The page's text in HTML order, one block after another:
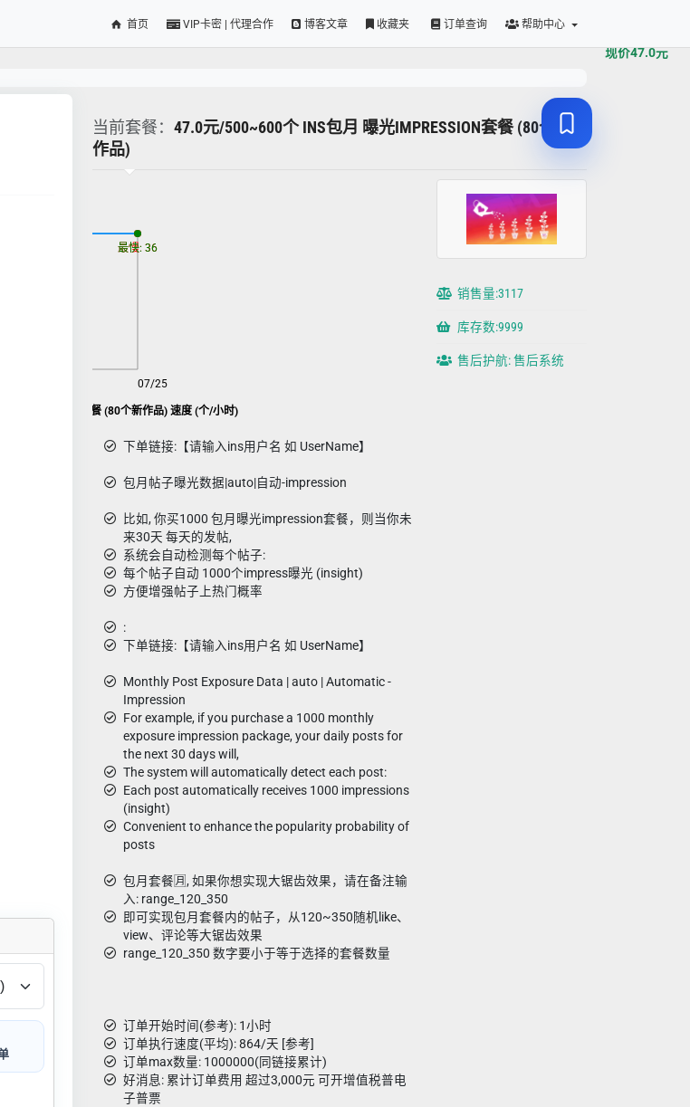
首页 VIP卡密 | 代理合作 博客文章 收藏夹 订单查询 帮助中心
现价47.0元
当前套餐： 47.0元/500~600个 INS包月 曝光IMPRESSION套餐 (80个新
作品)
曝光impression套餐 (80个新作品) 速度 (个/小时)
07/25
最慢: 36
最快: 36
下单链接:【请输入ins用户名 如 UserName】
包月帖子曝光数据|auto|自动-impression
比如, 你买1000 包月曝光impression套餐，则当你未
来30天 每天的发帖,
系统会自动检测每个帖子:
每个帖子自动 1000个impress曝光 (insight)
方便增强帖子上热门概率
:
下单链接:【请输入ins用户名 如 UserName】
Monthly Post Exposure Data | auto | Automatic -
Impression
For example, if you purchase a 1000 monthly
exposure impression package, your daily posts for
the next 30 days will,
The system will automatically detect each post:
Each post automatically receives 1000 impressions
(insight)
Convenient to enhance the popularity probability of
posts
包月套餐🈷️, 如果你想实现大锯齿效果，请在备注输
入: range_120_350
即可实现包月套餐内的帖子，从120~350随机like、
view、评论等大锯齿效果
range_120_350 数字要小于等于选择的套餐数量
订单开始时间(参考): 1小时
订单执行速度(平均): 864/天 [参考]
订单max数量: 1000000(同链接累计)
好消息: 累计订单费用 超过3,000元 可开增值税普电
子普票
销售量:3117
库存数:9999
售后护航: 售后系统